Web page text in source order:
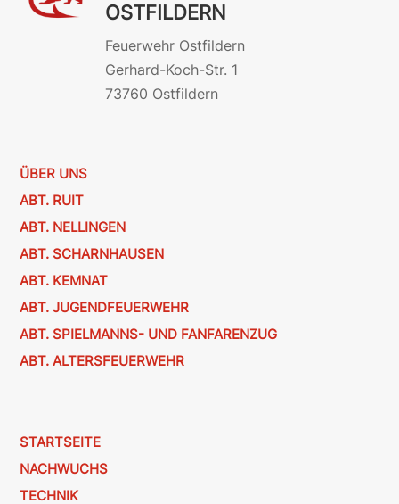
OSTFILDERN
Feuerwehr Ostfildern
Gerhard-Koch-Str. 1
73760 Ostfildern
ÜBER UNS
ABT. RUIT
ABT. NELLINGEN
ABT. SCHARNHAUSEN
ABT. KEMNAT
ABT. JUGENDFEUERWEHR
ABT. SPIELMANNS- UND FANFARENZUG
ABT. ALTERSFEUERWEHR
STARTSEITE
NACHWUCHS
TECHNIK